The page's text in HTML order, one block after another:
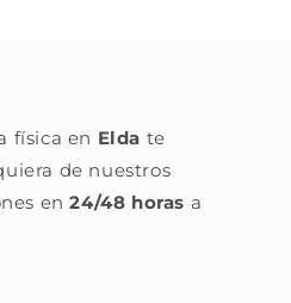
física en Elda te
de nuestros
en24/48 horas a